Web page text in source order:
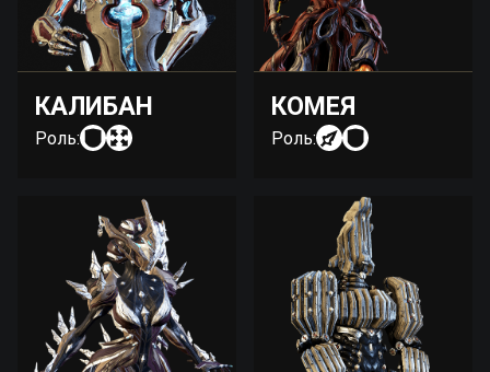
КАЛИБАН
Роль:
КОМЕЯ
Роль: